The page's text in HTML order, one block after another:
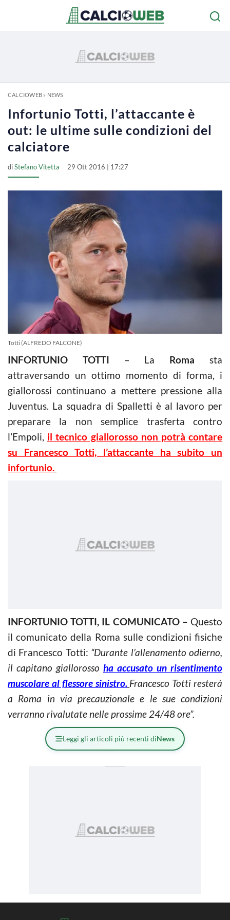
CALCIOWEB» NEWS
Infortunio Totti, l’attaccante è
out: le ultime sulle condizioni del
calciatore
diStefano Vitetta 29 Ott 2016 | 17:27
Totti (ALFREDO FALCONE)
INFORTUNIO TOTTI – La Roma sta
attraversando un ottimo momento di forma, i
giallorossi continuano a mettere pressione alla
Juventus. La squadra di Spalletti è al lavoro per
preparare la non semplice trasferta contro
l’Empoli, il tecnico giallorosso non potrà contare
su Francesco Totti, l’attaccante ha subito un
infortunio.
INFORTUNIO TOTTI, IL COMUNICATO – Questo
il comunicato della Roma sulle condizioni fisiche
di Francesco Totti: “Durante l’allenamento odierno,
il capitano giallorosso ha accusato un risentimento
muscolare al flessore sinistro. Francesco Totti resterà
a Roma in via precauzionale e le sue condizioni
verranno rivalutate nelle prossime 24/48 ore”.
Leggi gli articoli più recenti diNews